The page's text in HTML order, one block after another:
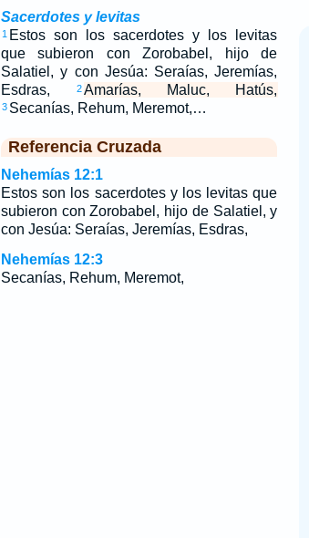
Sacerdotes y levitas
1 Estos son los sacerdotes y los levitas
que subieron con Zorobabel, hijo de
Salatiel, y con Jesúa: Seraías, Jeremías,
Esdras,
2Amarías, Maluc, Hatús,
3 Secanías, Rehum, Meremot,…
Referencia Cruzada
Nehemías 12:1
Estos son los sacerdotes y los levitas que
subieron con Zorobabel, hijo de Salatiel, y
con Jesúa: Seraías, Jeremías, Esdras,
Nehemías 12:3
Secanías, Rehum, Meremot,